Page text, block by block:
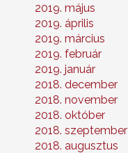
2019. május
2019. április
2019. március
2019. február
2019. január
2018. december
2018. november
2018. október
2018. szeptember
2018. augusztus